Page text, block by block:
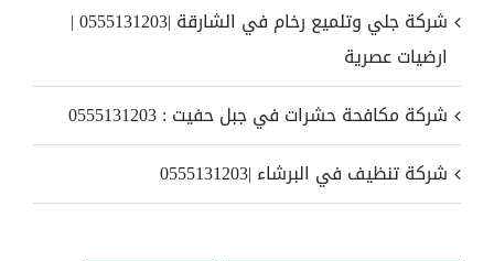
شركة جلي وتلميع رخام في الشارقة |0555131203 |
ارضيات عصرية
شركة مكافحة حشرات في جبل حفيت : 0555131203
شركة تنظيف في البرشاء |0555131203